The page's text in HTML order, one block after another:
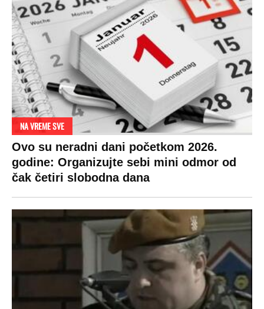
NA VREME SVE
Ovo su neradni dani početkom 2026.
godine: Organizujte sebi mini odmor od
čak četiri slobodna dana